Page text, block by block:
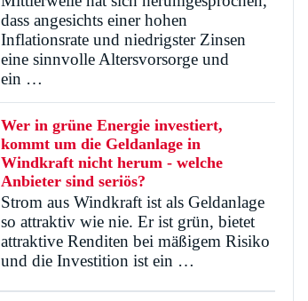
dass angesichts einer hohen
Inflationsrate und niedrigster Zinsen
eine sinnvolle Altersvorsorge und
ein …
Wer in grüne Energie investiert,
kommt um die Geldanlage in
Windkraft nicht herum - welche
Anbieter sind seriös?
Strom aus Windkraft ist als Geldanlage
so attraktiv wie nie. Er ist grün, bietet
attraktive Renditen bei mäßigem Risiko
und die Investition ist ein …